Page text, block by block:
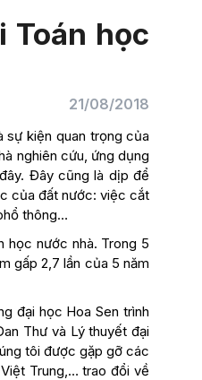
Toán học
21/08/2018
sự kiện quan trọng của
nghiên cứu, ứng dụng
Đây cũng là dịp để
của đất nước: việc cắt
thông…
học nước nhà. Trong 5
gấp 2,7 lần của 5 năm
đại học Hoa Sen trình
Thư và Lý thuyết đại
tôi được gặp gỡ các
Trung,… trao đổi về